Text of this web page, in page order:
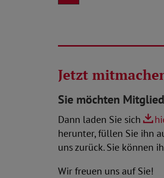
Jetzt
Sie möchten
Dann laden Sie sich
herunter, füllen Sie ihn
uns zurück. Sie können
Wir freuen uns auf Sie!